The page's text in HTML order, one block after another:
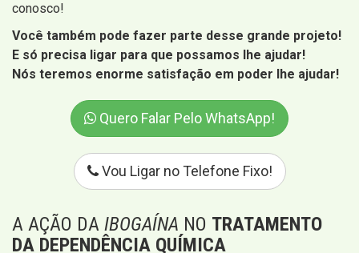
conosco!
Você também pode fazer parte desse grande projeto!
E só precisa ligar para que possamos lhe ajudar!
Nós teremos enorme satisfação em poder lhe ajudar!
Quero Falar Pelo WhatsApp!
Vou Ligar no Telefone Fixo!
A AÇÃO DA IBOGAÍNA NO TRATAMENTO
DA DEPENDÊNCIA QUÍMICA